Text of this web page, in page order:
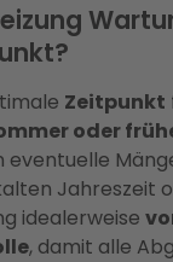
Zeitpunkt
oder
eventuelle
Jahreszeit
idealerweise
, damit alle